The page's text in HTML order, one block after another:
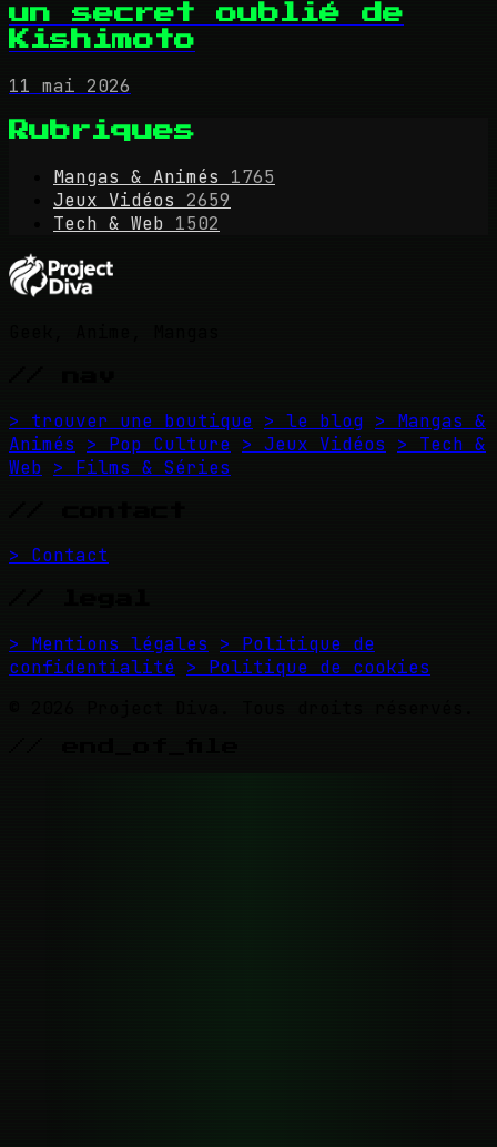
un secret oublié de
Kishimoto
11 mai 2026
Rubriques
Mangas & Animés
1765
Jeux Vidéos
2659
Tech & Web 1502
> trouver une boutique > le blog > Mangas &
Animés
> Pop Culture > Jeux Vidéos
> Tech &
Web > Films & Séries
> Contact
> Mentions légales
> Politique de
confidentialité > Politique de cookies